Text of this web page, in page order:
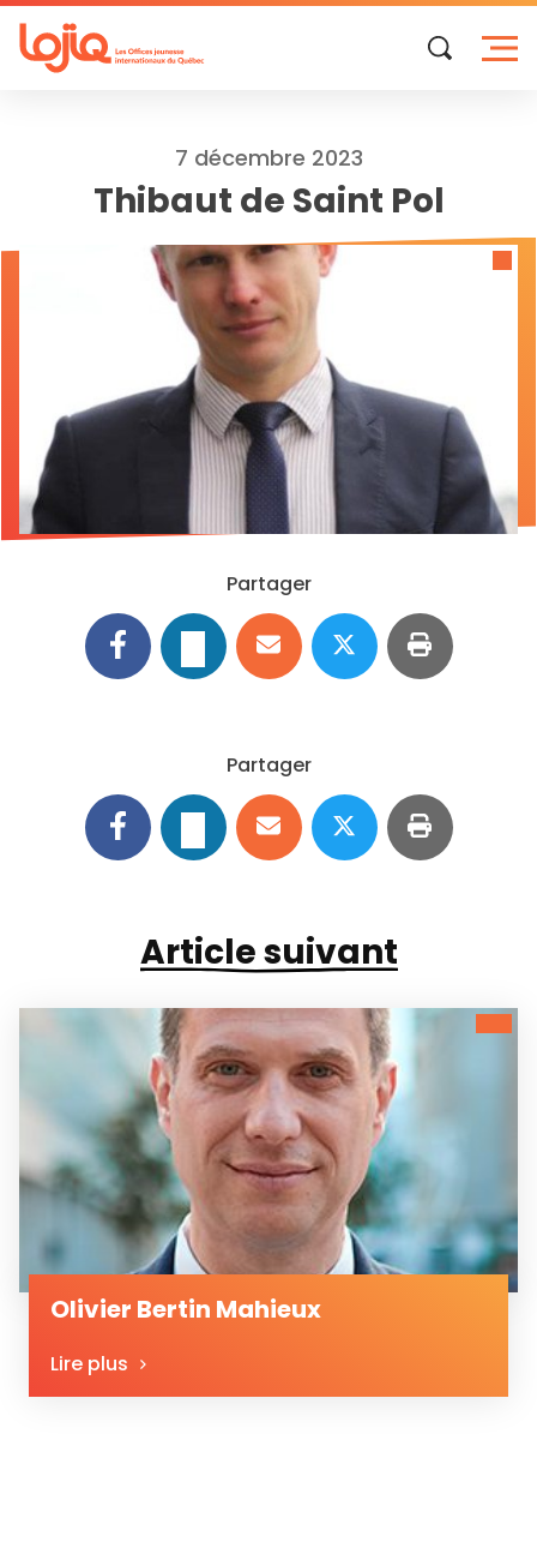
Skip
to
content
7 décembre 2023
Thibaut de Saint Pol
Partager
Partager
Article suivant
Olivier Bertin Mahieux
Lire plus